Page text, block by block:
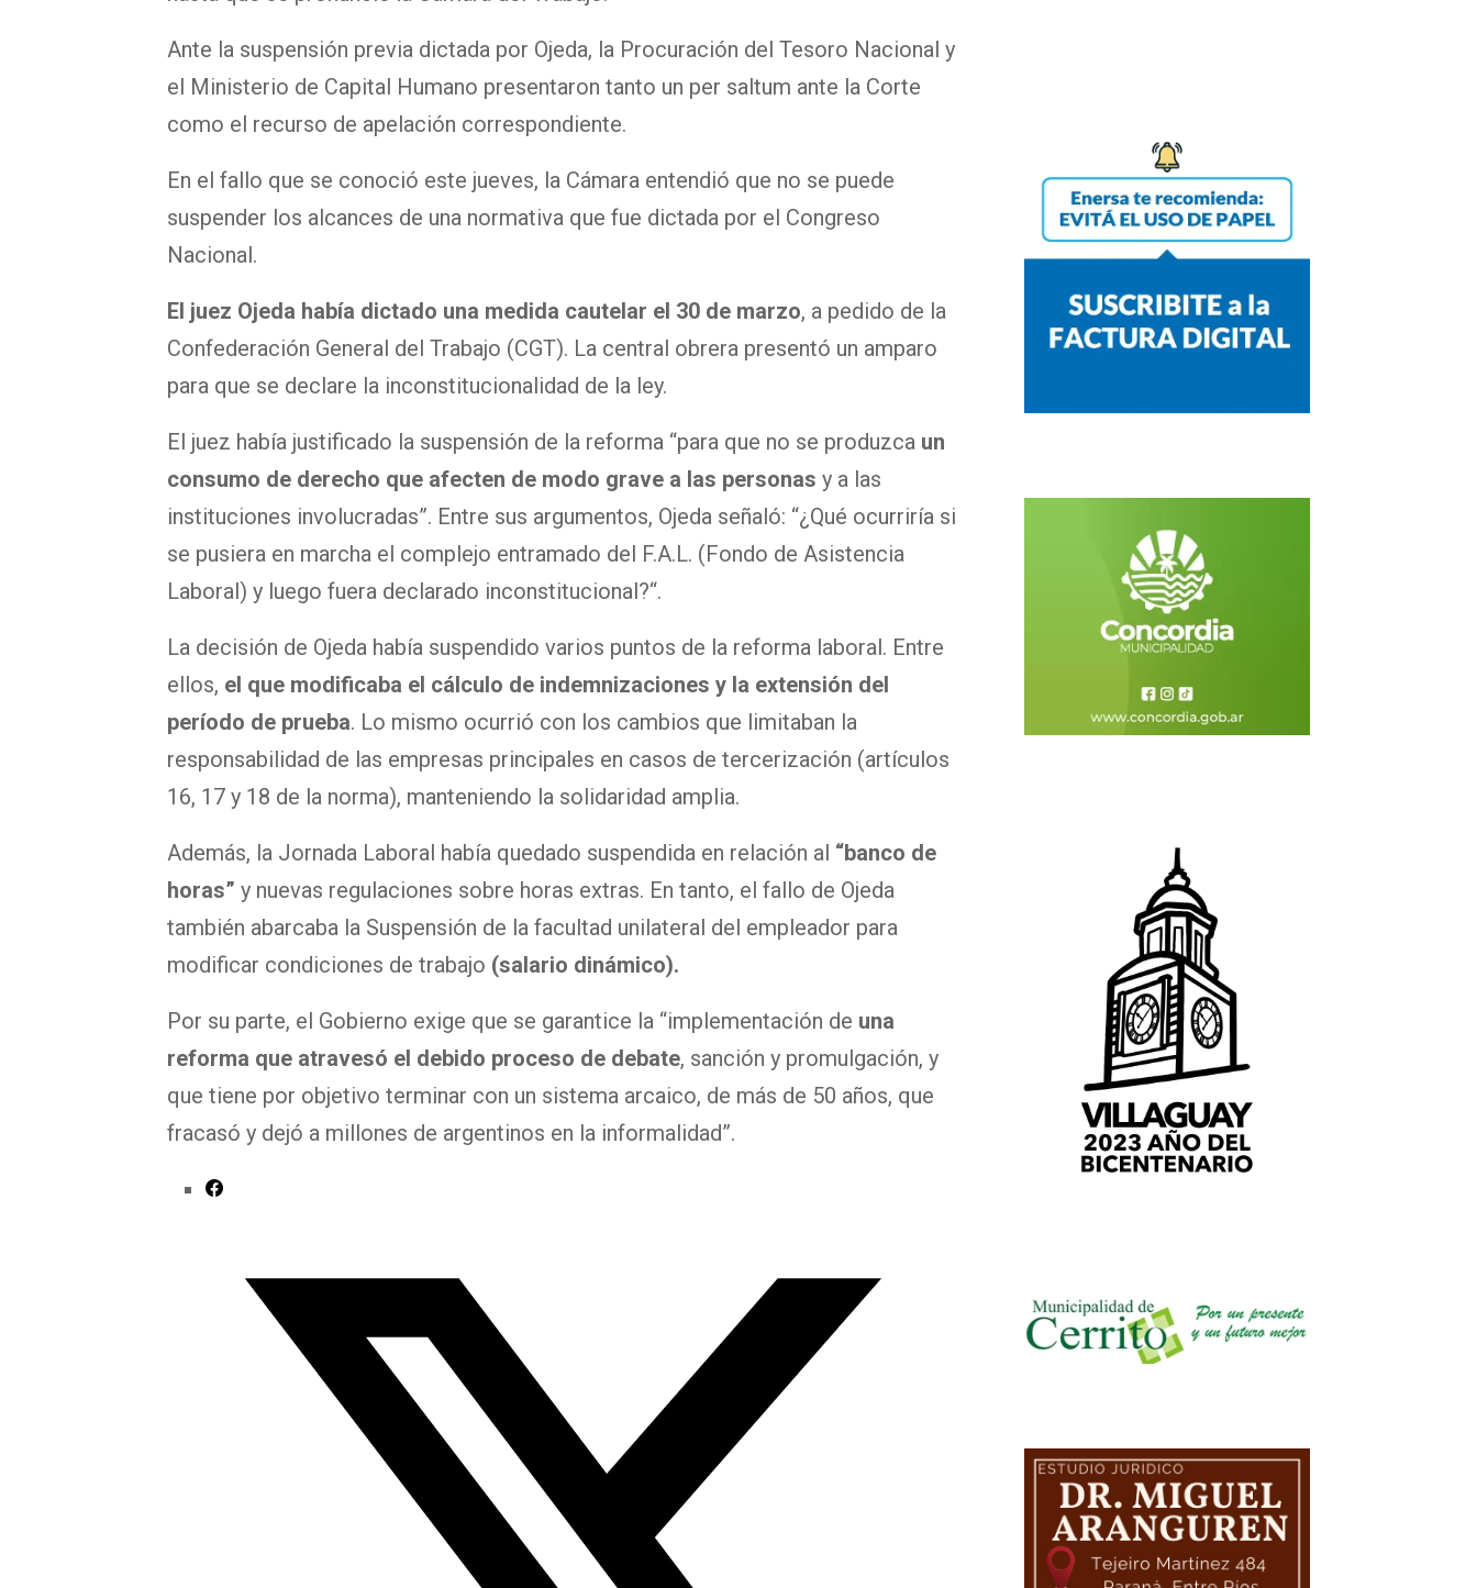
Ante la suspensión previa dictada por Ojeda, la Procuración del Tesoro Nacional y
el Ministerio de Capital Humano presentaron tanto un per saltum ante la Corte
como el recurso de apelación correspondiente.
En el fallo que se conoció este jueves, la Cámara entendió que no se puede
suspender los alcances de una normativa que fue dictada por el Congreso
Nacional.
El juez Ojeda había dictado una medida cautelar el 30 de marzo, a pedido de la
Confederación General del Trabajo (CGT). La central obrera presentó un amparo
para que se declare la inconstitucionalidad de la ley.
El juez había justificado la suspensión de la reforma “para que no se produzca un
consumo de derecho que afecten de modo grave a las personas y a las
instituciones involucradas”. Entre sus argumentos, Ojeda señaló: “¿Qué ocurriría si
se pusiera en marcha el complejo entramado del F.A.L. (Fondo de Asistencia
Laboral) y luego fuera declarado inconstitucional?“.
La decisión de Ojeda había suspendido varios puntos de la reforma laboral. Entre
ellos, el que modificaba el cálculo de indemnizaciones y la extensión del
período de prueba. Lo mismo ocurrió con los cambios que limitaban la
responsabilidad de las empresas principales en casos de tercerización (artículos
16, 17 y 18 de la norma), manteniendo la solidaridad amplia.
Además, la Jornada Laboral había quedado suspendida en relación al “banco de
horas” y nuevas regulaciones sobre horas extras. En tanto, el fallo de Ojeda
también abarcaba la Suspensión de la facultad unilateral del empleador para
modificar condiciones de trabajo (salario dinámico).
Por su parte, el Gobierno exige que se garantice la “implementación de una
reforma que atravesó el debido proceso de debate, sanción y promulgación, y
que tiene por objetivo terminar con un sistema arcaico, de más de 50 años, que
fracasó y dejó a millones de argentinos en la informalidad”.